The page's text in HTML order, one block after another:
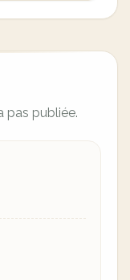
pas publiée.